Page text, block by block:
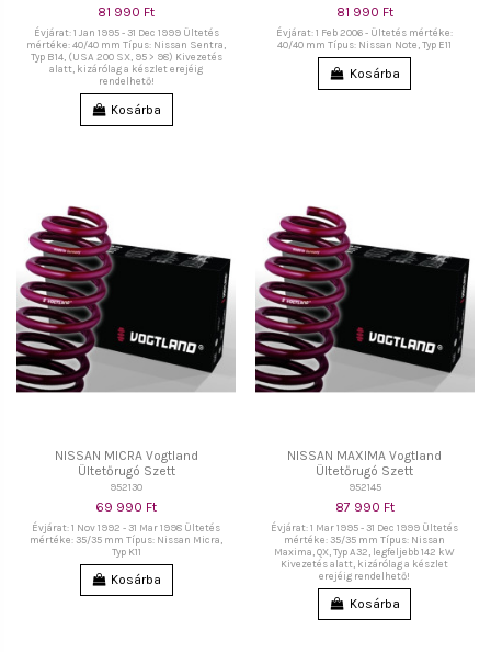
81 990 Ft
Évjárat: 1 Jan 1995 - 31 Dec 1999 Ültetés
mértéke: 40/40 mm Típus: Nissan Sentra,
Typ B14, (USA 200 SX, 95 > 98) Kivezetés
alatt, kizárólag a készlet erejéig
rendelhető!
Kosárba
81 990 Ft
Évjárat: 1 Feb 2006 - Ültetés mértéke:
40/40 mm Típus: Nissan Note, Typ E11
Kosárba
NISSAN MICRA Vogtland
Ültetőrugó Szett
952130
69 990 Ft
Évjárat: 1 Nov 1992 - 31 Mar 1998 Ültetés
mértéke: 35/35 mm Típus: Nissan Micra,
Typ K11
Kosárba
NISSAN MAXIMA Vogtland
Ültetőrugó Szett
952145
87 990 Ft
Évjárat: 1 Mar 1995 - 31 Dec 1999 Ültetés
mértéke: 35/35 mm Típus: Nissan
Maxima, QX, Typ A32, legfeljebb 142 kW
Kivezetés alatt, kizárólag a készlet
erejéig rendelhető!
Kosárba